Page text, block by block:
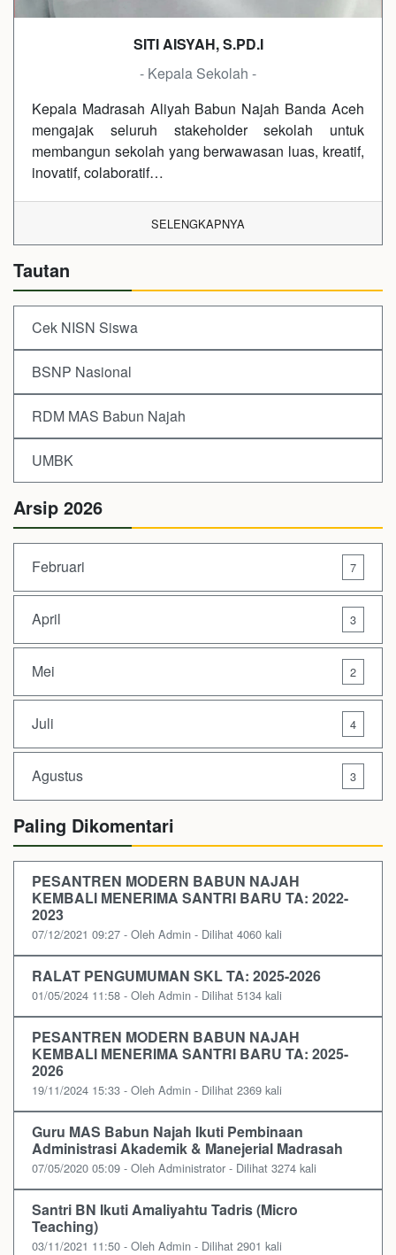
SITI AISYAH, S.PD.I
- Kepala Sekolah -
Kepala Madrasah Aliyah Babun Najah Banda Aceh
mengajak seluruh stakeholder sekolah untuk
membangun sekolah yang berwawasan luas, kreatif,
inovatif, colaboratif…
SELENGKAPNYA
Tautan
Cek NISN Siswa
BSNP Nasional
RDM MAS Babun Najah
UMBK
Arsip 2026
Februari 7
April 3
Mei 2
Juli 4
Agustus 3
Paling Dikomentari
PESANTREN MODERN BABUN NAJAH
KEMBALI MENERIMA SANTRI BARU TA: 2022-
2023
07/12/2021 09:27 - Oleh Admin - Dilihat 4060 kali
RALAT PENGUMUMAN SKL TA: 2025-2026
01/05/2024 11:58 - Oleh Admin - Dilihat 5134 kali
PESANTREN MODERN BABUN NAJAH
KEMBALI MENERIMA SANTRI BARU TA: 2025-
2026
19/11/2024 15:33 - Oleh Admin - Dilihat 2369 kali
Guru MAS Babun Najah Ikuti Pembinaan
Administrasi Akademik & Manejerial Madrasah
07/05/2020 05:09 - Oleh Administrator - Dilihat 3274 kali
Santri BN Ikuti Amaliyahtu Tadris (Micro
Teaching)
03/11/2021 11:50 - Oleh Admin - Dilihat 2901 kali